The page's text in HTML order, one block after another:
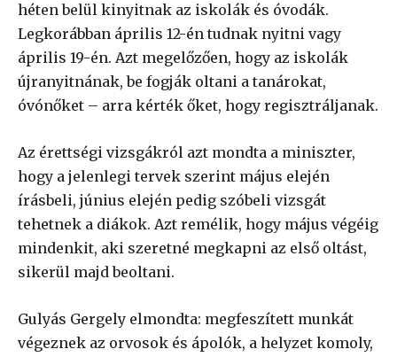
héten belül kinyitnak az iskolák és óvodák.
Legkorábban április 12-én tudnak nyitni vagy
április 19-én. Azt megelőzően, hogy az iskolák
újranyitnának, be fogják oltani a tanárokat,
óvónőket – arra kérték őket, hogy regisztráljanak.
Az érettségi vizsgákról azt mondta a miniszter,
hogy a jelenlegi tervek szerint május elején
írásbeli, június elején pedig szóbeli vizsgát
tehetnek a diákok. Azt remélik, hogy május végéig
mindenkit, aki szeretné megkapni az első oltást,
sikerül majd beoltani.
Gulyás Gergely elmondta: megfeszített munkát
végeznek az orvosok és ápolók, a helyzet komoly,